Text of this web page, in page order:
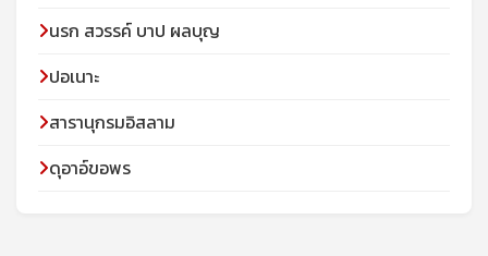
นรก สวรรค์ บาป ผลบุญ
ปอเนาะ
สารานุกรมอิสลาม
ดุอาอ์ขอพร